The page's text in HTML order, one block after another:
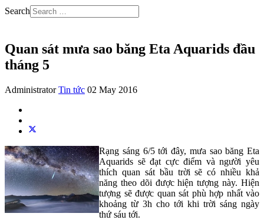
Search
Quan sát mưa sao băng Eta Aquarids đầu
tháng 5
Administrator Tin tức 02 May 2016
Rạng sáng 6/5 tới đây, mưa sao băng Eta
Aquarids sẽ đạt cực điểm và người yêu
thích quan sát bầu trời sẽ có nhiều khả
năng theo dõi được hiện tượng này. Hiện
tượng sẽ được quan sát phù hợp nhất vào
khoảng từ 3h cho tới khi trời sáng ngày
thứ sáu tới.